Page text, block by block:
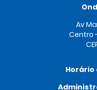
Av
Centro